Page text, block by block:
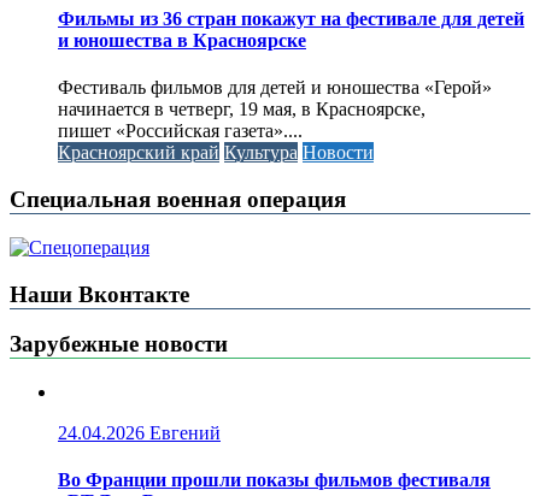
Фильмы из 36 стран покажут на фестивале для детей
и юношества в Красноярске
Фестиваль фильмов для детей и юношества «Герой»
начинается в четверг, 19 мая, в Красноярске,
пишет «Российская газета»....
Красноярский край Культура Новости
Специальная военная операция
Наши Вконтакте
Зарубежные новости
24.04.2026 Евгений
Во Франции прошли показы фильмов фестиваля